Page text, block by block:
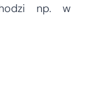
np. w